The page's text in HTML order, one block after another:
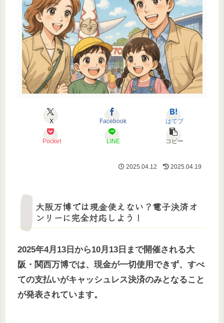
X Facebook はてブ
Pocket LINE コピー
2025.04.12 2025.04.19
大阪万博では現金使えない？電子決済オ
ンリーに完全対応しよう！
2025年4月13日から10月13日まで開催される大
阪・関西万博では、現金が一切使用できず、すべ
ての支払いがキャッシュレス決済のみとなること
が発表されています。